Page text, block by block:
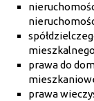
prawa do
prawa